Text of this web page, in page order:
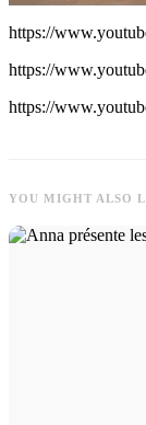
https://
https://
https://
YOU MIGHT ALSO